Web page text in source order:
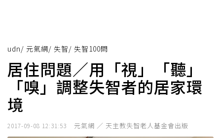
udn/ 元氣網/ 失智/ 失智100問
居住問題／用「視」「聽」
「嗅」調整失智者的居家環
境
2017-09-08 12:31:53 元氣網 ／ 天主教失智老人基金會出版